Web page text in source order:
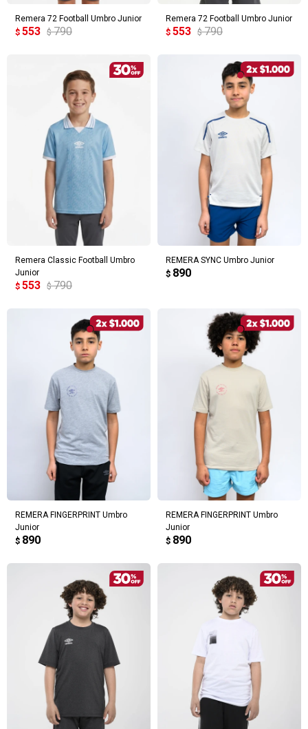
Remera 72 Football Umbro Junior
$ 553 $ 790
Remera 72 Football Umbro Junior
$ 553 $ 790
Remera Classic Football Umbro
Junior
$ 553 $ 790
REMERA SYNC Umbro Junior
$ 890
REMERA FINGERPRINT Umbro
Junior
$ 890
REMERA FINGERPRINT Umbro
Junior
$ 890